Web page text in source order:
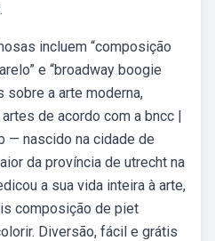
incluem “composição
e “broadway boogie
sobre a arte moderna,
de acordo com a bncc |
— nascido na cidade de
da província de utrecht na
a sua vida inteira à arte,
composição de piet
Diversão, fácil e grátis